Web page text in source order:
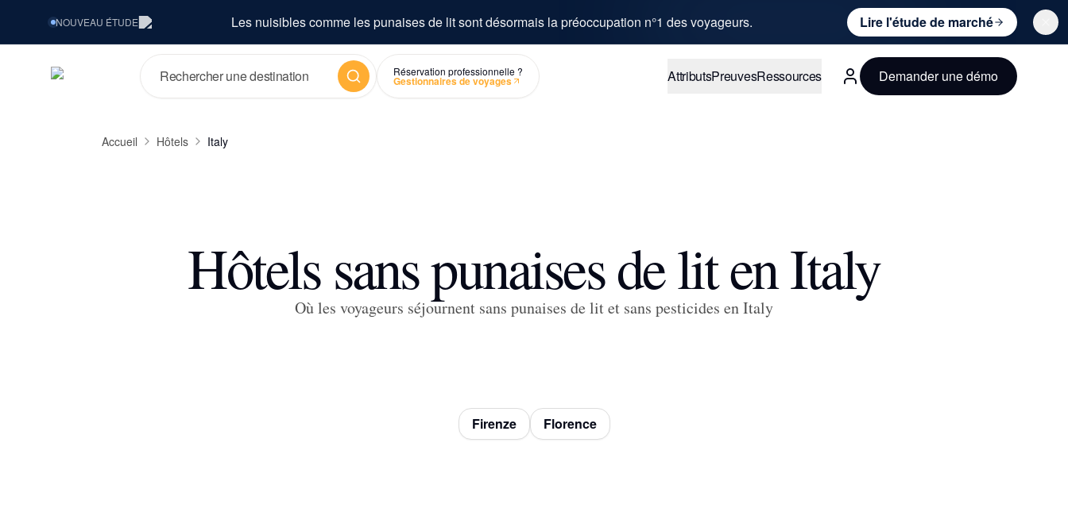
NOUVEAU ÉTUDE Les nuisibles comme les punaises de lit sont désormais la préoccupation n°1 des voyageurs. Lire l'étude de marché
RechercherRéservation professionnelle ?
Gestionnaires de voyages AttributsPreuvesRessourcesFrançais Demander une démo
Accueil Hôtels Italy
Hôtels sans punaises de lit en Italy
Où les voyageurs séjournent sans punaises de lit et sans pesticides en Italy
Firenze Florence